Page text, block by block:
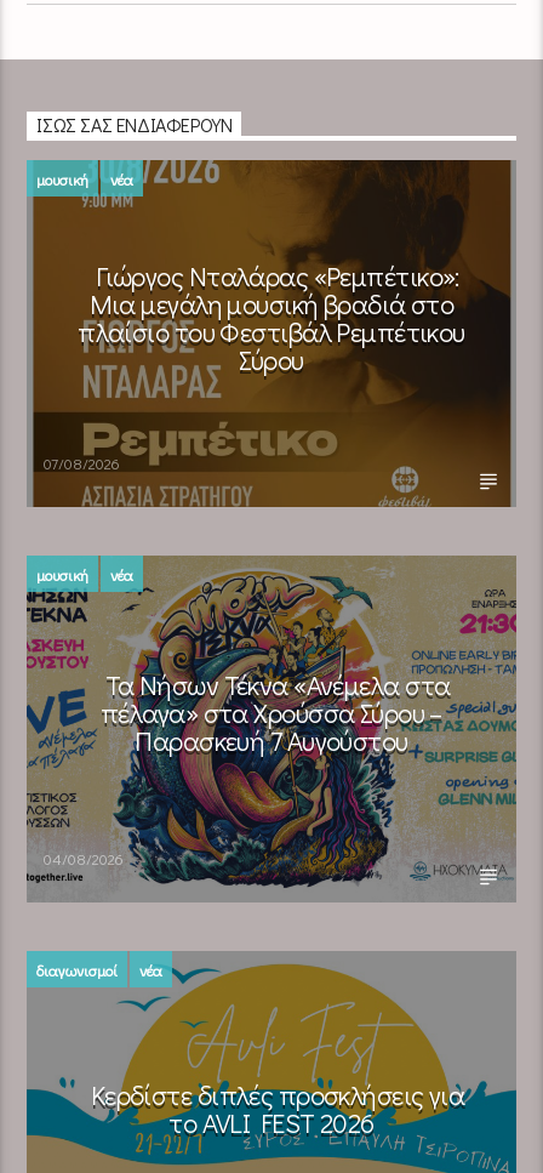
ΊΣΩΣ ΣΑΣ ΕΝΔΙΑΦΈΡΟΥΝ
μουσική νέα
Γιώργος Νταλάρας «Ρεμπέτικο»:
Μια μεγάλη μουσική βραδιά στο
πλαίσιο του Φεστιβάλ Ρεμπέτικου
Σύρου
07/08/2026
μουσική νέα
Τα Νήσων Τέκνα «Ανέμελα στα
πέλαγα» στα Χρούσσα Σύρου –
Παρασκευή 7 Αυγούστου
04/08/2026
διαγωνισμοί νέα
Κερδίστε διπλές προσκλήσεις για
το AVLI FEST 2026